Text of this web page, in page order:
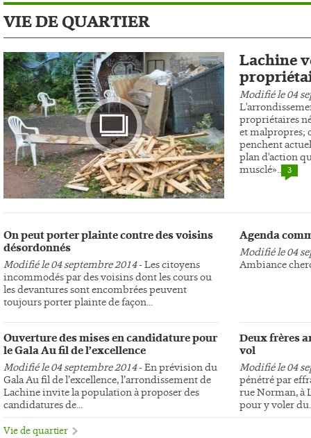
VIE DE QUARTIER
Lachine
Modifié le 04
propriétaires
et malpropres;
penchent
plan d'action
musclé».. 3
Photo
On peut porter plainte contre des voisins
désordonnés
Modifié le 04 septembre 2014- Les citoyens
incommodés par des voisins dont les cours ou
les devantures sont encombrées peuvent
toujours porter plainte de façon...
Ouverture des mises en candidature pour
le Gala Au fil de l’excellence
Modifié le 04 septembre 2014- En prévision du
Gala Au fil de l’excellence, l’arrondissement de
Lachine invite la population à proposer des
candidatures de...
Agenda
Modifié le 04
Ambiance
Deux frères
vol
Modifié le 04
pénétré par
rue Norman, à
pour y voler
Vie de quartier